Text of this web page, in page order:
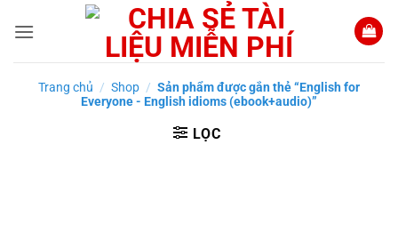
qua
Trang chủ / Shop / Sản phẩm được gắn thẻ “English for
Everyone - English idioms (ebook+audio)”
LỌC